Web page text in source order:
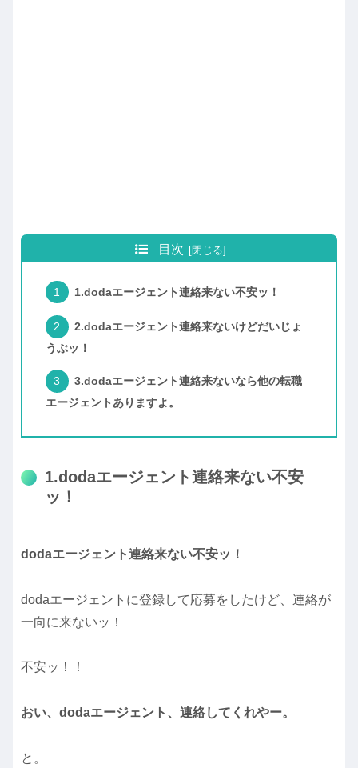
目次
1.dodaエージェント連絡来ない不安ッ！
2.dodaエージェント連絡来ないけどだいじょ
うぶッ！
3.dodaエージェント連絡来ないなら他の転職
エージェントありますよ。
1.dodaエージェント連絡来ない不安
ッ！
dodaエージェント連絡来ない不安ッ！
dodaエージェントに登録して応募をしたけど、連絡が
一向に来ないッ！
不安ッ！！
おい、dodaエージェント、連絡してくれやー。
と。